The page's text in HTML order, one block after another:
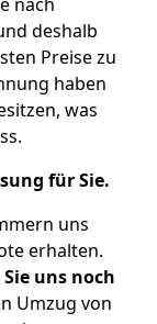
deshalb
Preise zu
haben
was
für Sie.
uns
erhalten.
uns noch
Umzug von